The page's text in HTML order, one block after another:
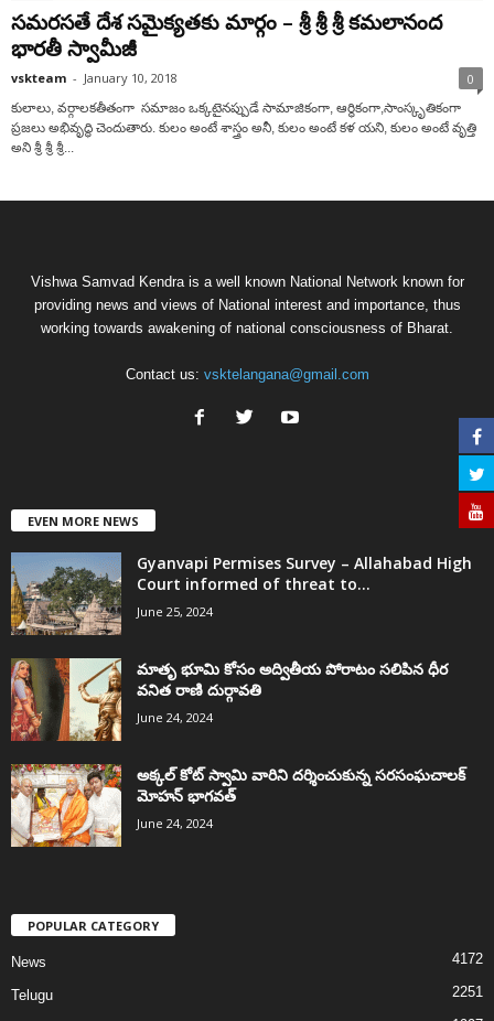
సమరసతే దేశ సమైక్యతకు మార్గం – శ్రీ శ్రీ శ్రీ కమలానంద
భారతీ స్వామీజీ
vskteam - January 10, 2018 0
కులాలు, వర్గాలకతీతంగా సమాజం ఒక్కటైనప్పుడే సామాజికంగా, ఆర్థికంగా,సాంస్కృతికంగా
ప్రజలు అభివృద్ధి చెందుతారు. కులం అంటే శాస్త్రం అనీ, కులం అంటే కళ యని, కులం అంటే వృత్తి
అని శ్రీ శ్రీ శ్రీ...
Vishwa Samvad Kendra is a well known National Network known for
providing news and views of National interest and importance, thus
working towards awakening of national consciousness of Bharat.
Contact us: vsktelangana@gmail.com
EVEN MORE NEWS
Gyanvapi Permises Survey – Allahabad High
Court informed of threat to...
June 25, 2024
మాతృ భూమి కోసం అద్వితీయ పోరాటం సలిపిన ధీర
వనిత రాణి దుర్గావతి
June 24, 2024
అక్కల్‌ కోట్‌ స్వామి వారిని దర్శించుకున్న సరసంఘచాలక్
మోహన్ భాగవత్
June 24, 2024
POPULAR CATEGORY
News 4172
Telugu 2251